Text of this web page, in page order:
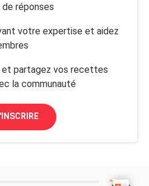
réponses
votre expertise et aidez
et partagez vos recettes
la communauté